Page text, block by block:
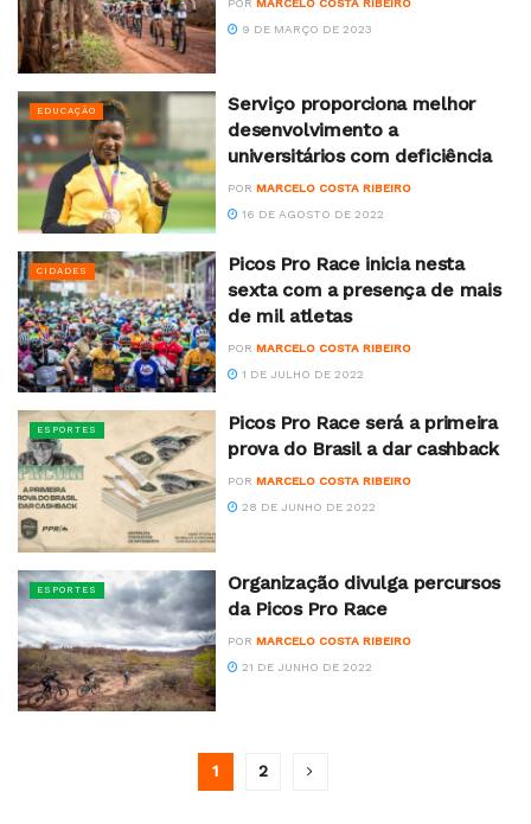
9 DE MARÇO DE 2023
EDUCAÇÃO
Serviço proporciona melhor
desenvolvimento a
universitários com deficiência
POR MARCELO COSTA RIBEIRO
16 DE AGOSTO DE 2022
CIDADES
Picos Pro Race inicia nesta
sexta com a presença de mais
de mil atletas
POR MARCELO COSTA RIBEIRO
1 DE JULHO DE 2022
ESPORTES
Picos Pro Race será a primeira
prova do Brasil a dar cashback
POR MARCELO COSTA RIBEIRO
28 DE JUNHO DE 2022
ESPORTES
Organização divulga percursos
da Picos Pro Race
POR MARCELO COSTA RIBEIRO
21 DE JUNHO DE 2022
1 2